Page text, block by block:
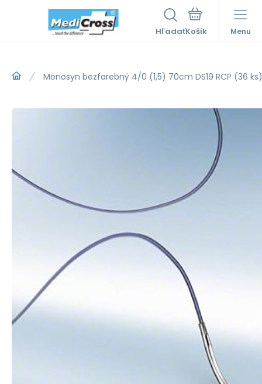
Hľadať Menu
Monosyn bezfarebný 4/0 (1,5) 70cm DS19 RCP (36 ks)